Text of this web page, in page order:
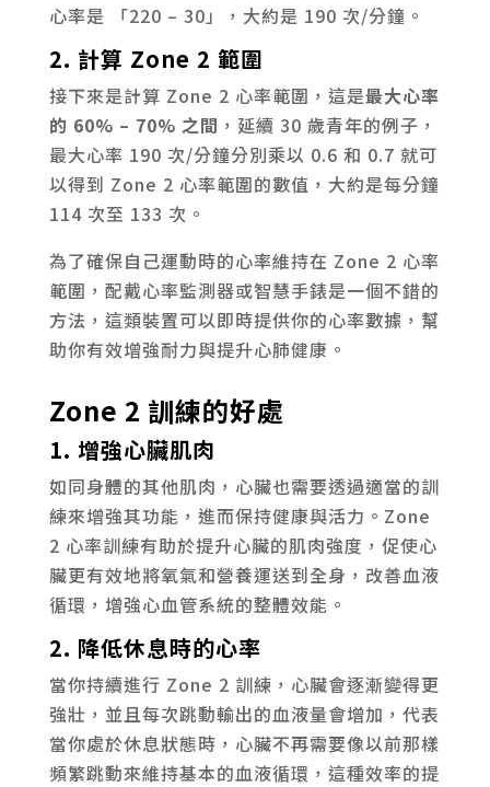
心率是 「220 – 30」，大約是 190 次/分鐘。
2. 計算 Zone 2 範圍
接下來是計算 Zone 2 心率範圍，這是最大心率
的 60% – 70% 之間 ，延續 30 歲青年的例子，
最大心率 190 次/分鐘分別乘以 0.6 和 0.7 就可
以得到 Zone 2 心率範圍的數值，大約是每分鐘
114 次至 133 次。
為了確保自己運動時的心率維持在 Zone 2 心率
範圍，配戴心率監測器或智慧手錶是一個不錯的
方法，這類裝置可以即時提供你的心率數據，幫
助你有效增強耐力與提升心肺健康。
Zone 2 訓練的好處
1. 增強心臟肌肉
如同身體的其他肌肉，心臟也需要透過適當的訓
練來增強其功能，進而保持健康與活力。Zone
2 心率訓練有助於提升心臟的肌肉強度，促使心
臟更有效地將氧氣和營養運送到全身，改善血液
循環，增強心血管系統的整體效能。
2. 降低休息時的心率
當你持續進行 Zone 2 訓練，心臟會逐漸變得更
強壯，並且每次跳動輸出的血液量會增加，代表
當你處於休息狀態時，心臟不再需要像以前那樣
頻繁跳動來維持基本的血液循環，這種效率的提